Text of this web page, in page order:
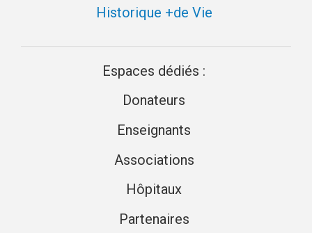
Historique +de Vie
Espaces dédiés :
Donateurs
Enseignants
Associations
Hôpitaux
Partenaires